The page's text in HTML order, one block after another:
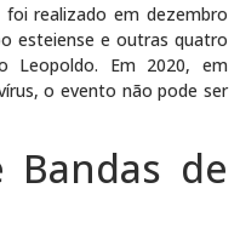
foi realizado em dezembro
esteiense e outras quatro
Leopoldo. Em 2020, em
o evento não pode ser
Bandas de